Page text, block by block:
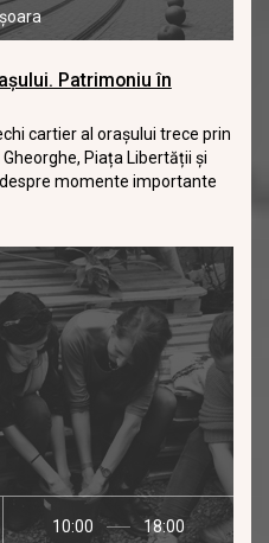
Patrimoniu în
cartier al orașului trece prin
Piața Libertății și
momente importante
10:00 18:00